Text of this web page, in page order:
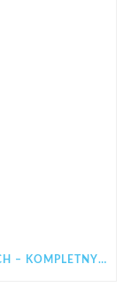
TRZY DOLINY W ALPACH FRANCUSKICH – KOMPLETNY PRZEWODNIK PO LES 3 VALLÉES